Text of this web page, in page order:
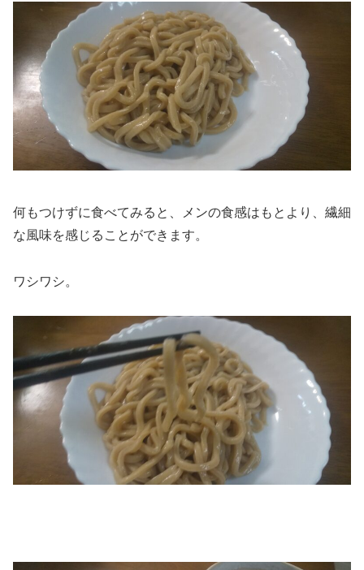
何もつけずに食べてみると、メンの食感はもとより、繊細
な風味を感じることができます。
ワシワシ。